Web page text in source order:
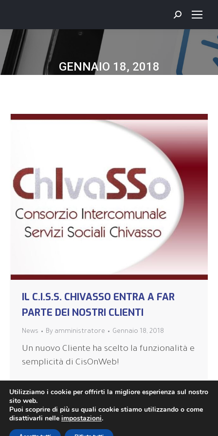
GENNAIO 18, 2018
IL C.I.S.S. CHIVASSO ENTRA A FAR
PARTE DEI NOSTRI CLIENTI
News By amministratore Gennaio 18, 2018
Un nuovo Cliente ha scelto la funzionalità e
semplicità di CisOnWeb!
©2020 TC-Web Srl
Utilizziamo i cookie per offrirti la migliore esperienza sul nostro
sito web.
Puoi scoprire di più su quali cookie stiamo utilizzando o come
disattivarli nelle impostazioni.